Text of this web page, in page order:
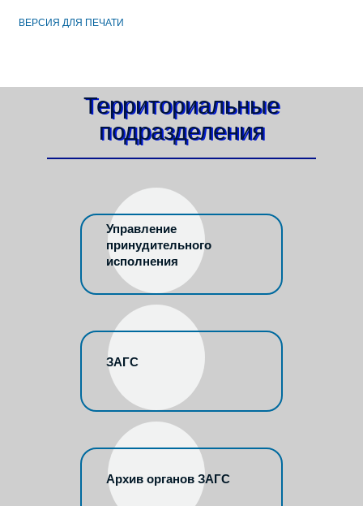
ВЕРСИЯ ДЛЯ ПЕЧАТИ
Территориальные
подразделения
Управление
принудительного
исполнения
ЗАГС
Архив органов ЗАГС